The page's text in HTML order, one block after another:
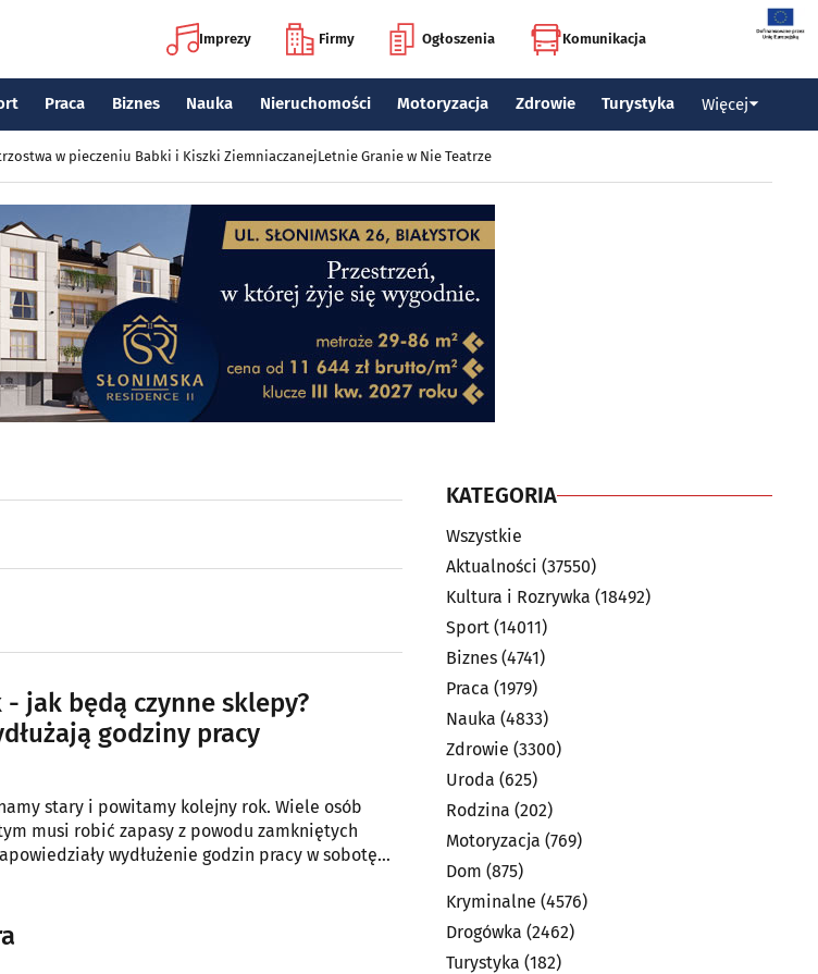
Imprezy Firmy Ogłoszenia Komunikacja
Praca Biznes Nauka Nieruchomości Motoryzacja Zdrowie Turystyka Więcej
w pieczeniu Babki i Kiszki ZiemniaczanejLetnie Granie w Nie Teatrze
jak będą czynne sklepy?
godziny pracy
stary i powitamy kolejny rok. Wiele osób
zamkniętych
wydłużenie godzin pracy w sobotę
KATEGORIA
Wszystkie
Aktualności (37550)
Kultura i Rozrywka (18492)
Sport (14011)
Biznes (4741)
Praca (1979)
Nauka (4833)
Zdrowie (3300)
Uroda (625)
Rodzina (202)
Motoryzacja (769)
Dom (875)
Kryminalne (4576)
Drogówka (2462)
Turystyka (182)